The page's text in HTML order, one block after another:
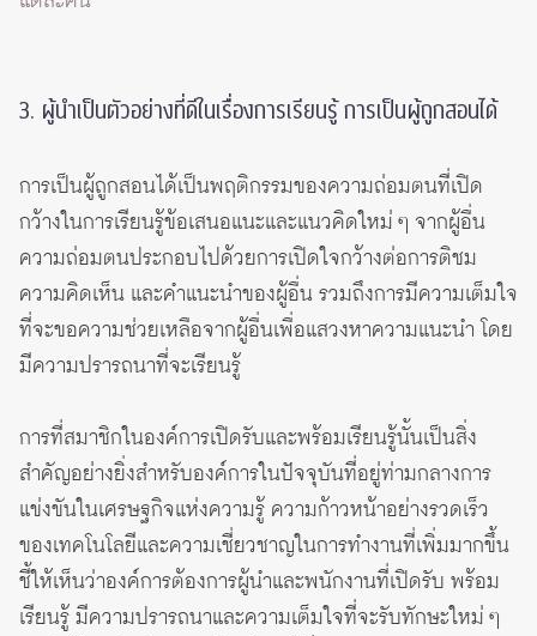
3. ผู้นำเป็นตัวอย่างที่ดีในเรื่องการเรียนรู้ การเป็นผู้ถูกสอนได้
การเป็นผู้ถูกสอนได้เป็นพฤติกรรมของความถ่อมตนที่เปิด
กว้างในการเรียนรู้ข้อเสนอแนะและแนวคิดใหม่ ๆ จากผู้อื่น
ความถ่อมตนประกอบไปด้วยการเปิดใจกว้างต่อการติชม
ความคิดเห็น และคำแนะนำของผู้อื่น รวมถึงการมีความเต็มใจ
ที่จะขอความช่วยเหลือจากผู้อื่นเพื่อแสวงหาความแนะนำ โดย
มีความปรารถนาที่จะเรียนรู้
การที่สมาชิกในองค์การเปิดรับและพร้อมเรียนรู้นั้นเป็นสิ่ง
สำคัญอย่างยิ่งสำหรับองค์การในปัจจุบันที่อยู่ท่ามกลางการ
แข่งขันในเศรษฐกิจแห่งความรู้ ความก้าวหน้าอย่างรวดเร็ว
ของเทคโนโลยีและความเชี่ยวชาญในการทำงานที่เพิ่มมากขึ้น
ชี้ให้เห็นว่าองค์การต้องการผู้นำและพนักงานที่เปิดรับ พร้อม
เรียนรู้ มีความปรารถนาและความเต็มใจที่จะรับทักษะใหม่ ๆ